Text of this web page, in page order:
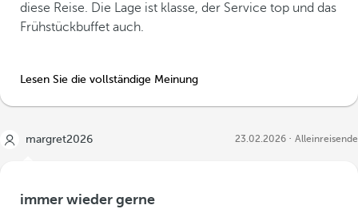
diese Reise. Die Lage ist klasse, der Service top und das
Frühstückbuffet auch.
Lesen Sie die vollständige Meinung
margret2026 23.02.2026 Alleinreisende
immer wieder gerne